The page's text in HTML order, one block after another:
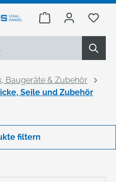
Warenkorb Du
Baugeräte & Zubehör
Seile und Zubehör
filtern